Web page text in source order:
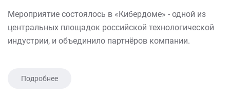
Мероприятие состоялось в «Кибердоме» - одной из
центральных площадок российской технологической
индустрии, и объединило партнёров компании.
Подробнее